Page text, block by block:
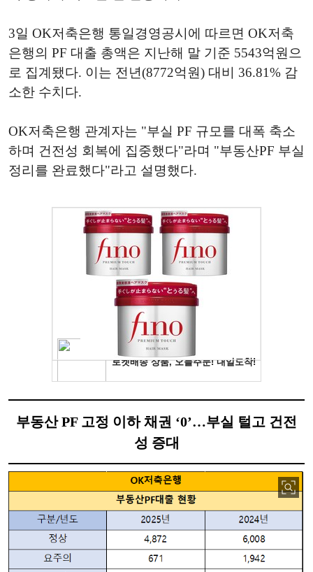
3일 OK저축은행 통일경영공시에 따르면 OK저축
은행의 PF 대출 총액은 지난해 말 기준 5543억원으
로 집계됐다. 이는 전년(8772억원) 대비 36.81% 감
소한 수치다.
OK저축은행 관계자는 "부실 PF 규모를 대폭 축소
하며 건전성 회복에 집중했다"라며 "부동산PF 부실
정리를 완료했다"라고 설명했다.
부동산 PF 고정 이하 채권 ‘0’…부실 털고 건전
성 증대